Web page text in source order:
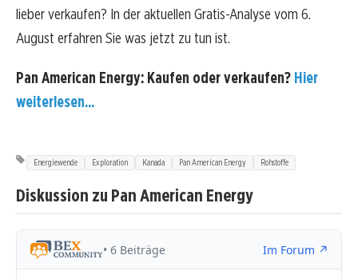
lieber verkaufen? In der aktuellen Gratis-Analyse vom 6.
August erfahren Sie was jetzt zu tun ist.
Pan American Energy: Kaufen oder verkaufen? Hier
weiterlesen...
Energiewende Exploration Kanada Pan American Energy Rohstoffe
Diskussion zu Pan American Energy